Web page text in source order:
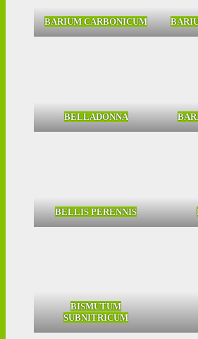
BARIUM CARBONICUM
BELLADONNA
BELLIS PERENNIS
BISMUTUM
SUBNITRICUM